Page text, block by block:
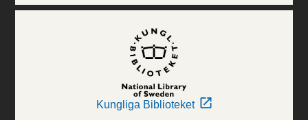
Kungliga Biblioteket